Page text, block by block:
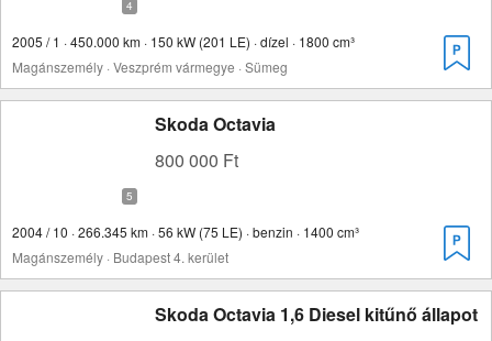
2005 / 1 · 450.000 km · 150 kW (201 LE) · dízel · 1800 cm³
Magánszemély · Veszprém vármegye · Sümeg
Skoda Octavia
800 000 Ft
2004 / 10 · 266.345 km · 56 kW (75 LE) · benzin · 1400 cm³
Magánszemély · Budapest 4. kerület
Skoda Octavia 1,6 Diesel kitűnő állapot